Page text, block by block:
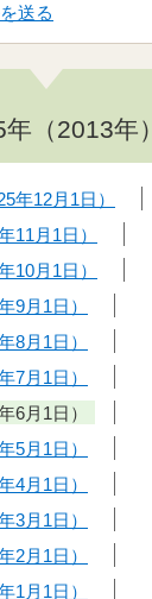
送る
（2013年）
12月1日）
11月1日）
10月1日）
9月1日）
8月1日）
7月1日）
6月1日）
5月1日）
4月1日）
3月1日）
2月1日）
1月1日）